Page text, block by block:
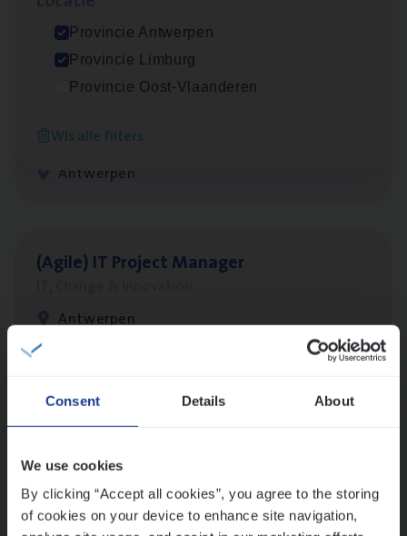
Consent Details About
We use cookies
By clicking “Accept all cookies”, you agree to the storing
of cookies on your device to enhance site navigation,
Provincie Antwerpen
Provincie Limburg
Provincie Oost-Vlaanderen
Wis alle filters
Cus­to­mer Care Expert
Customer Services
Antwerpen
(Agi­le) ITPro­ject Manager
Antwerpen
Lees onze verhalen
versterken
Mathias houdt van diepgaande dossiers én droge
humor